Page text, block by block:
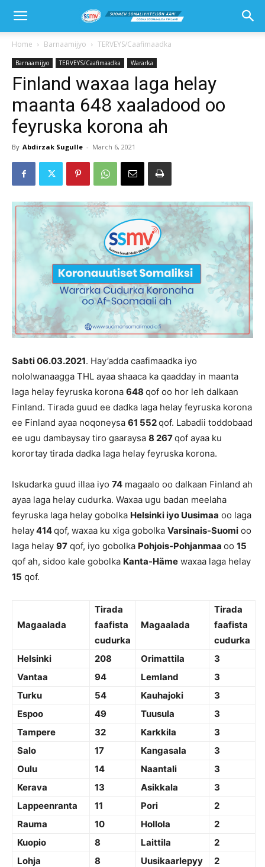
Home Barnaamijyo TERVEYS/Caafimaadka
Barnaamijyo TERVEYS/Caafimaadka Wararka
Finland waxaa laga helay
maanta 648 xaaladood oo
feyruska korona ah
By Abdirzak Sugulle - March 6, 2021
Sabti 06.03.2021. Hay’adda caafimaadka iyo
nololwanaagga THL ayaa shaaca ka qaadday in maanta
laga helay feyruska korona 648 qof oo hor leh dalkaan
Finland. Tirada guud ee dadka laga helay feyruska korona
ee Finland ayaa noqoneysa 61 552qof. Labadii toddobaad
ee ugu dambaysay tiro gaaraysa 8 267qof ayaa ku
korortay tirada dadka laga helay feyruska korona.
Iskudarka guud illaa iyo 74 magaalo oo dalkaan Finland ah
ayaa laga helay cudurka. Waxaa ugu badan meelaha
feyruska laga helay gobolka Helsinki iyo Uusimaa oo laga
helay414qof, waxaa ku xiga gobolka Varsinais-Suomi oo
laga helay 97 qof, iyo gobolka Pohjois-Pohjanmaa oo 15
qof ah, sidoo kale gobolka Kanta-Häme waxaa laga helay
15 qof.
Magaalada
Tirada
faafista
cudurka
Magaalada
Tirada
faafista
cudurka
Helsinki
208 Orimattila
3
Vantaa
94 Lemland
3
Turku
54 Kauhajoki
3
Espoo
49 Tuusula
3
Tampere
32 Karkkila
3
Salo
17 Kangasala
3
Oulu
14 Naantali
3
Kerava
13 Asikkala
3
Lappeenranta
11 Pori
2
Rauma
10 Hollola
2
Kuopio
8 Laittila
2
Lohja
8 Uusikaarlepyy
2